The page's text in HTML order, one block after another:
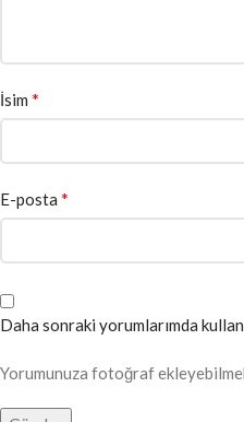
İsim *
E-posta *
Daha sonraki yorumlarımda
Yorumunuza fotoğraf